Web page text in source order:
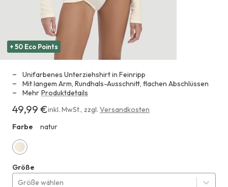
+ 50 Eco Points
Unifarbenes Unterziehshirt in Feinripp
Mit langem Arm, Rundhals-Ausschnitt, flachen Abschlüssen
Mehr Produktdetails
Erhältlich
49,99 €
49,99 €inkl. MwSt. zzgl. Versandkosten
Farbe
natur
Größe
Größe wählen